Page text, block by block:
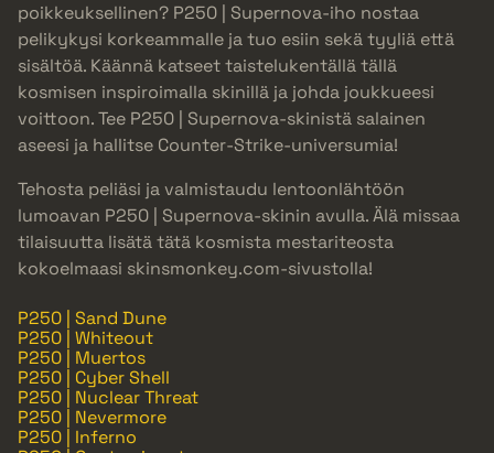
poikkeuksellinen? P250 | Supernova-iho nostaa
pelikykysi korkeammalle ja tuo esiin sekä tyyliä että
sisältöä. Käännä katseet taistelukentällä tällä
kosmisen inspiroimalla skinillä ja johda joukkueesi
voittoon. Tee P250 | Supernova-skinistä salainen
aseesi ja hallitse Counter-Strike-universumia!
Tehosta peliäsi ja valmistaudu lentoonlähtöön
lumoavan P250 | Supernova-skinin avulla. Älä missaa
tilaisuutta lisätä tätä kosmista mestariteosta
kokoelmaasi skinsmonkey.com-sivustolla!
P250 | Sand Dune
P250 | Whiteout
P250 | Muertos
P250 | Cyber Shell
P250 | Nuclear Threat
P250 | Nevermore
P250 | Inferno